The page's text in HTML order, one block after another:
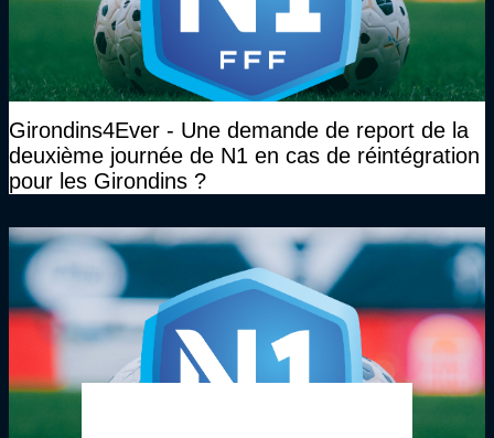
Girondins4Ever - Une demande de report de la
deuxième journée de N1 en cas de réintégration
pour les Girondins ?